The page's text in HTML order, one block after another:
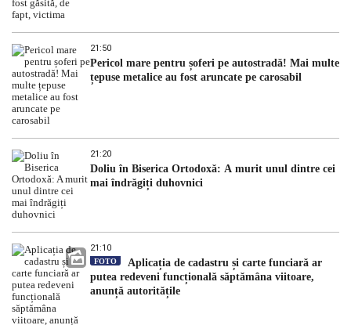
21:50
Pericol mare pentru șoferi pe autostradă! Mai multe
țepuse metalice au fost aruncate pe carosabil
21:20
Doliu în Biserica Ortodoxă: A murit unul dintre cei
mai îndrăgiți duhovnici
21:10
FOTO
Aplicația de cadastru și carte funciară ar
putea redeveni funcțională săptămâna viitoare,
anunță autoritățile